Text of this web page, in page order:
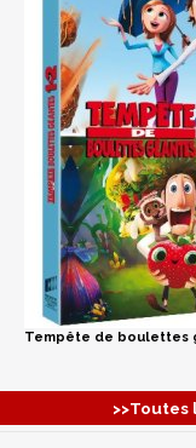
Tempête de boulettes
>>Toutes